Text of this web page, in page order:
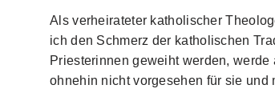
Als verheirateter katholischer
ich den Schmerz der katholischen
Priesterinnen geweiht werden,
ohnehin nicht vorgesehen für sie und